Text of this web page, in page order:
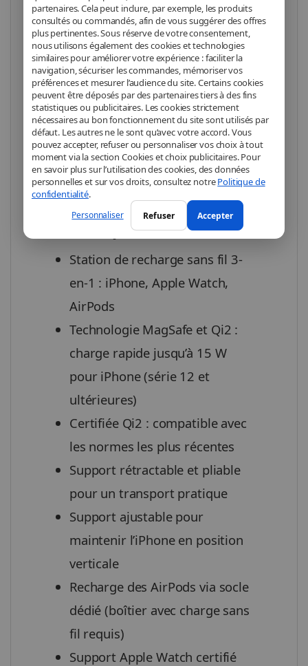
partenaires. Cela peut inclure, par exemple, les produits
consultés ou commandés, afin de vous suggérer des offres
plus pertinentes. Sous réserve de votre consentement,
nous utilisons également des cookies et technologies
similaires pour améliorer votre expérience : faciliter la
navigation, sécuriser les commandes, mémoriser vos
préférences et mesurer l’audience du site. Certains cookies
peuvent être déposés par des partenaires tiers à des fins
statistiques ou publicitaires. Les cookies strictement
nécessaires au bon fonctionnement du site sont utilisés par
défaut. Les autres ne le sont qu’avec votre accord. Vous
pouvez accepter, refuser ou personnaliser vos choix à tout
moment via la section Cookies et choix publicitaires. Pour
en savoir plus sur l’utilisation des cookies, des données
personnelles et sur vos droits, consultez notrePolitique de
confidentialité.
Personnaliser Refuser Accepter
efficacement tous vos appareils
Apple en un seul point.
Compatible MagSafe et Qi2, elle
offre jusqu’à 15 W pour les
iPhone compatibles. Son design
rétractable et pliable permet une
utilisation pratique à la maison
comme en déplacement.
Caractéristiques
techniques
Station de recharge sans fil 3-
en-1 : iPhone, Apple Watch,
AirPods
Technologie MagSafe et Qi2 :
charge rapide jusqu’à 15 W
pour iPhone (série 12 et
ultérieures)
Certifiée Qi2 : compatible avec
les normes les plus récentes
Support rétractable et pliable
pour un transport pratique
Support ajustable pour
maintenir l’iPhone en position
verticale
Recharge des AirPods via socle
dédié (boîtier avec charge sans
fil requis)
Support Apple Watch certifié